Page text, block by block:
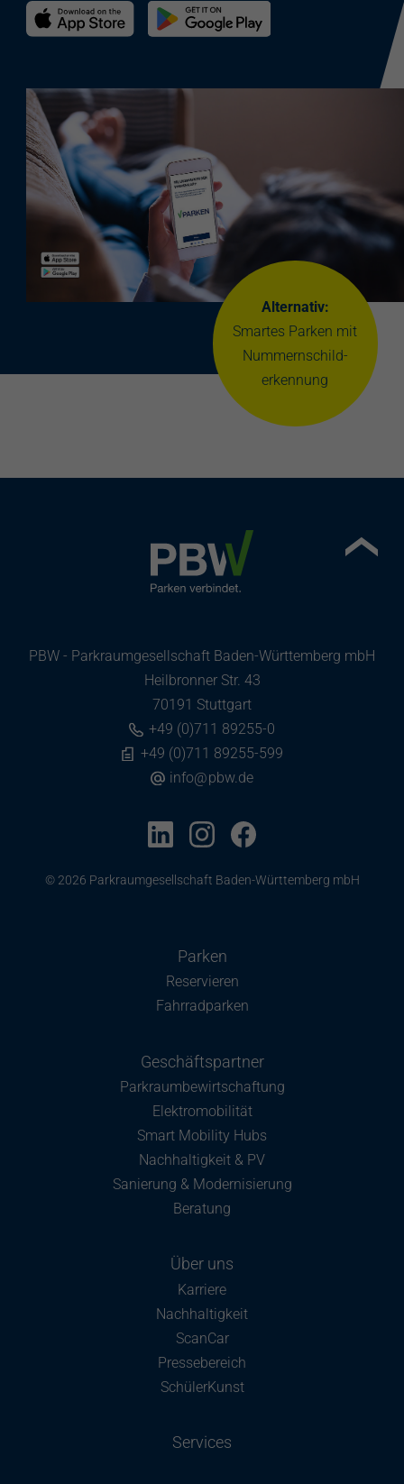
Alternativ:
Smartes Parken mit
Nummernschild-
erkennung
PBW - Parkraumgesellschaft Baden-Württemberg mbH
Heilbronner Str. 43
70191 Stuttgart
+49 (0)711 89255-0
+49 (0)711 89255-599
info@pbw.de
© 2026 Parkraumgesellschaft Baden-Württemberg mbH
Parken
Reservieren
Fahrradparken
Geschäftspartner
Parkraumbewirtschaftung
Elektromobilität
Smart Mobility Hubs
Nachhaltigkeit & PV
Sanierung & Modernisierung
Beratung
Über uns
Karriere
Nachhaltigkeit
ScanCar
Pressebereich
SchülerKunst
Services